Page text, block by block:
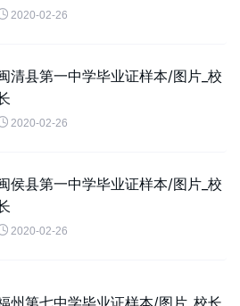
2020-02-26
清县第一中学毕业证样本/图片_校
2020-02-26
侯县第一中学毕业证样本/图片_校
2020-02-26
州第七中学毕业证样本/图片_校长